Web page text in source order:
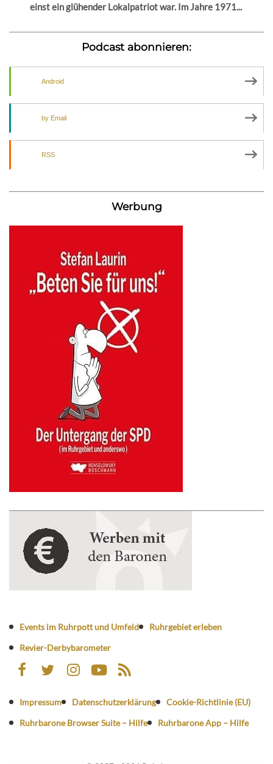
einst ein glühender Lokalpatriot war. Im Jahre 1971...
Podcast abonnieren:
Android
by Email
RSS
Werbung
Events im Ruhrpott und Umfeld
Ruhrgebiet erleben
Revier-Derbybarometer
Impressum Datenschutzerklärung
Cookie-Richtlinie (EU)
Ruhrbarone Browser Suite – Hilfe
Ruhrbarone App – Hilfe